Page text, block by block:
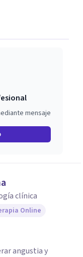
en
de la historia y
mensaje
clínica
Online
angustia y